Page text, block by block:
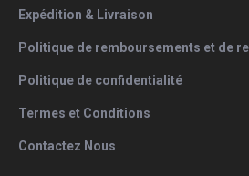
Expédition & Livraison
Politique de remboursements et de
Politique de confidentialité
Termes et Conditions
Contactez Nous